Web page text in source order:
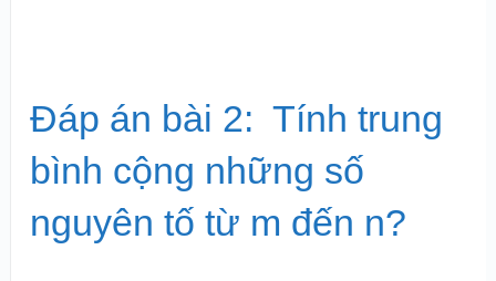
Đáp án bài 2: Tính trung
bình cộng những số
nguyên tố từ m đến n?